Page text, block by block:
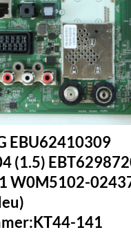
EBU62410309
(1.5)
W0M5102-
141